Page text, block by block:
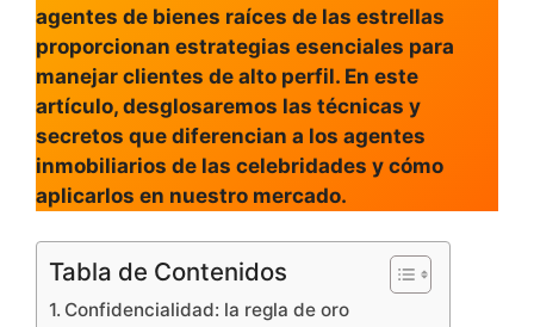
agentes de bienes raíces de las estrellas
proporcionan estrategias esenciales para
manejar clientes de alto perfil. En este
artículo, desglosaremos las técnicas y
secretos que diferencian a los agentes
inmobiliarios de las celebridades y cómo
aplicarlos en nuestro mercado.
Tabla de Contenidos
Confidencialidad: la regla de oro